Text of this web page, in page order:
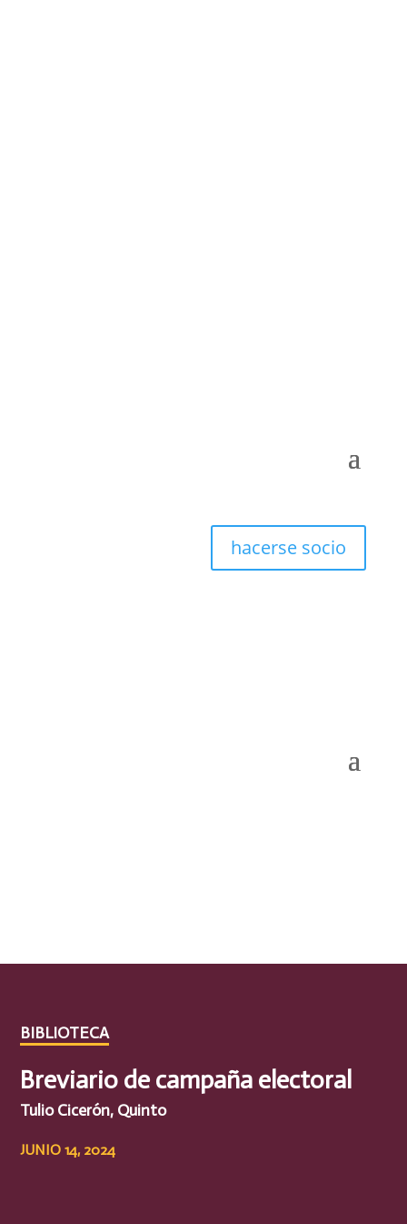
hacerse socio
BIBLIOTECA
Breviario de campaña electoral
Tulio Cicerón, Quinto
JUNIO 14, 2024